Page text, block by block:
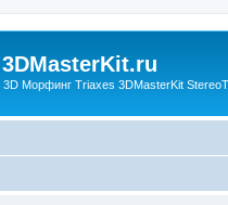
Морфинг Triaxes 3DMasterKit